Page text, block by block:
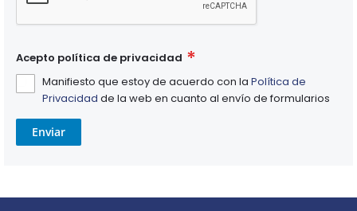
Acepto política de privacidad
Manifiesto que estoy de acuerdo con la Política de
Privacidad de la web en cuanto al envío de formularios
Enviar